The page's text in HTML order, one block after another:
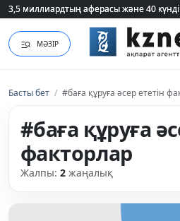
3,5 миллиардтың аферасы және 40
3,5 миллиардтың аферасы және 40
МӘЗІР
Басты бет / #баға құруға әсер ететін
#баға құруға
факторлар
Жалпы: 2 жаңалық